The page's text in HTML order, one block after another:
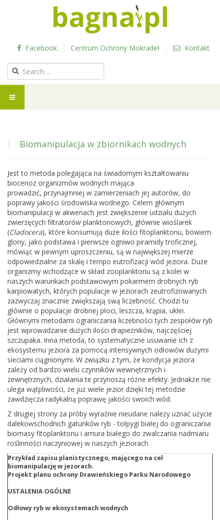
Facebook | Centrum Ochrony Mokradeł | Kontakt
Biomanipulacja w zbiornikach wodnych
Jest to metoda polegająca na świadomym kształtowaniu
biocenoz organizmów wodnych mająca
prowadzić, przynajmniej w zamierzeniach jej autorów, do
poprawy jakości środowiska wodnego. Celem głównym
biomanipulacji w akwenach jest zwiększenie udziału dużych
zwierzęcych filtratorów planktonowych, głównie wioślarek
(Cladocera), które konsumują duże ilości fitoplanktonu, bowiem
glony, jako podstawa i pierwsze ogniwo piramidy troficznej,
mówiąc w pewnym uproszczeniu, są w największej mierze
odpowiedzialne za skalę i tempo eutrofizacji wód jeziora. Duże
organizmy wchodzące w skład zooplanktonu są z kolei w
naszych warunkach podstawowym pokarmem drobnych ryb
karpiowatych, których populacje w jeziorach zeutrofizowanych
zazwyczaj znacznie zwiększają swą liczebność. Chodzi tu
głównie o populacje drobnej płoci, leszcza, krąpia, uklei.
Głównymi metodami ograniczania liczebności tych zespołów ryb
jest wprowadzanie dużych ilości drapieżników, najczęściej
szczupaka. Inna metoda, to systematyczne usuwanie ich z
ekosystemu jeziora za pomocą intensywnych odłowów dużymi
sieciami ciągnionymi. W związku z tym, że kondycja jeziora
zależy od bardzo wielu czynników wewnętrznych i
zewnętrznych, działania te przynoszą różne efekty. Jednakże nie
ulega wątpliwości, że już wiele jezior dzięki tej metodzie
zawdzięcza radykalną poprawę jakości swoich wód.
Z drugiej strony za próby wyraźnie nieudane należy uznać użycie
dalekowschodnich gatunków ryb - tołpygi białej do ograniczania
biomasy fitoplanktonu i amura białego do zwalczania nadmiaru
roślinności naczyniowej w naszych jeziorach
Przykład zapisu planistycznego, mającego na cel
biomanipulację w jezorach.
Projekt planu ochrony Drawieńskiego Parku Narodowego
USTALENIA OGÓLNE
Odłowy ryb w ekosystemach wodnych